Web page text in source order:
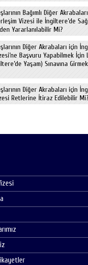
Bağımlı Diğer
Vizesi ile İngiltere’de
Yararlanılabilir Mi?
Diğer Akrabaları için
Başvuru Yapabilmek İçin
Yaşam) Sınavına
Diğer Akrabaları için
Retlerine İtiraz Edilebilir Mi?